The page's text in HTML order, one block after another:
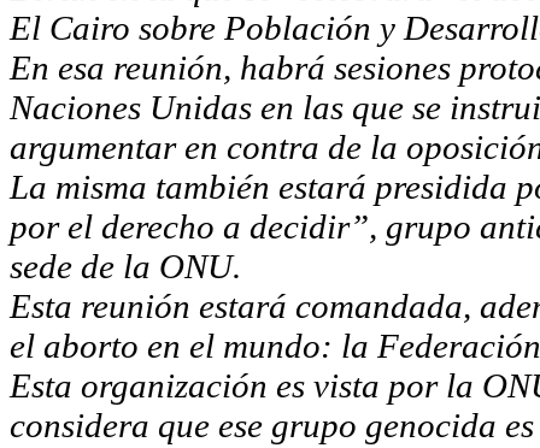
El Cairo sobre Población y
En esa reunión, habrá sesiones
Naciones Unidas en las que se
argumentar en contra de la
La misma también estará presidida
por el derecho a decidir”, grupo
sede de la ONU.
Esta reunión estará comandada,
el aborto en el mundo: la
Esta organización es vista por la
considera que ese grupo genocida